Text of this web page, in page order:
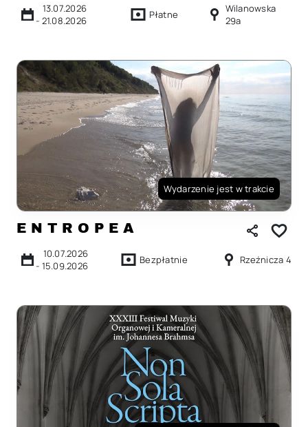
13.07.2026
- 21.08.2026 Płatne
Wilanowska
29a
Wydarzenie jest w trakcie
E N T R O P E A
10.07.2026
- 15.09.2026 Bezpłatnie Rzeźnicza 4